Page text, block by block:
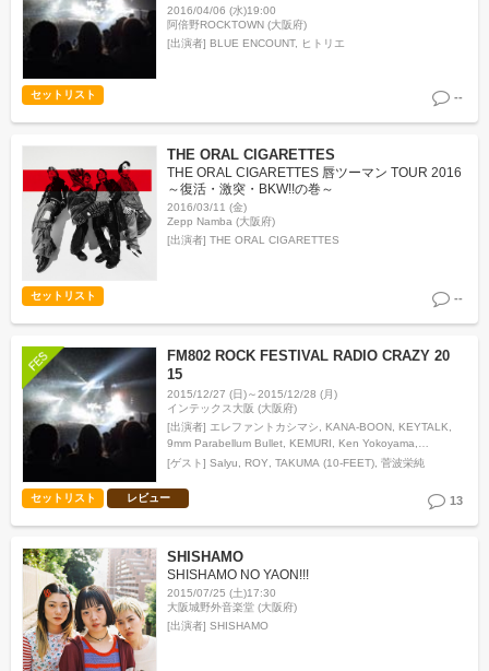
2016/04/06 (水)19:00
阿倍野ROCKTOWN (大阪府)
[出演者] BLUE ENCOUNT, ヒトリエ
セットリスト --
THE ORAL CIGARETTES
THE ORAL CIGARETTES 唇ツーマン TOUR 2016
～復活・激突・BKW!!の巻～
2016/03/11 (金)
Zepp Namba (大阪府)
[出演者] THE ORAL CIGARETTES
セットリスト --
FM802 ROCK FESTIVAL RADIO CRAZY 20
15
2015/12/27 (日)～2015/12/28 (月)
インテックス大阪 (大阪府)
[出演者] エレファントカシマシ, KANA-BOON, KEYTALK,
9mm Parabellum Bullet, KEMURI, Ken Yokoyama,
go!go!vanillas, サンフジンズ, シンリズム, c…
[ゲスト] Salyu ROY TAKUMA (10-FEET) 菅波栄純
セットリスト レビュー 13
SHISHAMO
SHISHAMO NO YAON!!!
2015/07/25 (土)17:30
大阪城野外音楽堂 (大阪府)
[出演者] SHISHAMO